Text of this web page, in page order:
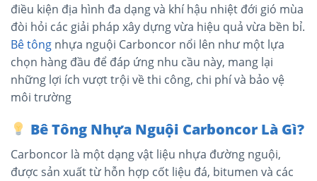
điều kiện địa hình đa dạng và khí hậu nhiệt đới gió mùa
đòi hỏi các giải pháp xây dựng vừa hiệu quả vừa bền bỉ.
Bê tông nhựa nguội Carboncor nổi lên như một lựa
chọn hàng đầu để đáp ứng nhu cầu này, mang lại
những lợi ích vượt trội về thi công, chi phí và bảo vệ
môi trường​
Bê Tông Nhựa Nguội Carboncor Là Gì?
Carboncor là một dạng vật liệu nhựa đường nguội,
được sản xuất từ hỗn hợp cốt liệu đá, bitumen và các